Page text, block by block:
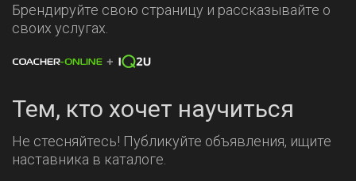
Брендируйте свою страницу и рассказывайте о
своих услугах.
Тем, кто хочет научиться
Не стесняйтесь! Публикуйте объявления, ищите
наставника в каталоге.